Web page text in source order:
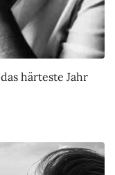
härteste Jahr